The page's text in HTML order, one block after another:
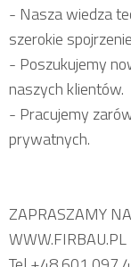
- Nasza wiedza
szerokie
- Poszukujemy
naszych klientów.
- Pracujemy
prywatnych.
ZAPRASZAMY
WWW.FIRBAU.PL